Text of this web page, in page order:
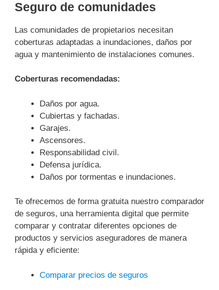
Seguro de comunidades
Las comunidades de propietarios necesitan
coberturas adaptadas a inundaciones, daños por
agua y mantenimiento de instalaciones comunes.
Coberturas recomendadas:
Daños por agua.
Cubiertas y fachadas.
Garajes.
Ascensores.
Responsabilidad civil.
Defensa jurídica.
Daños por tormentas e inundaciones.
Te ofrecemos de forma gratuita nuestro comparador
de seguros, una herramienta digital que permite
comparar y contratar diferentes opciones de
productos y servicios aseguradores de manera
rápida y eficiente:
Comparar precios de seguros